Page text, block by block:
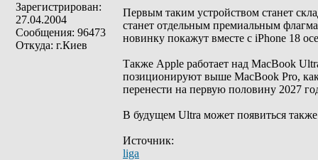
Зарегистрирован:
27.04.2004
Сообщения: 96473
Откуда: г.Киев
Первым таким устройством станет
станет отдельным премиальным
новинку покажут вместе с iPhone 18
Также Apple работает над MacBook
позиционируют выше MacBook Pro,
перенести на первую половину 2027
В будущем Ultra может появиться
Источник:
liga